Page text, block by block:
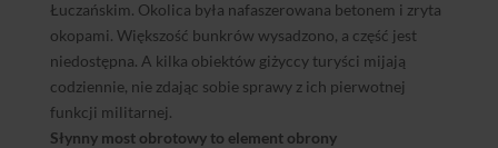
Łuczańskim. Okolica była nafaszerowana betonem i zryta
okopami. Większość bunkrów wysadzono, a część jest
niedostępna. A kilka obiektów giżyccy turyści mijają
codziennie, nie zdając sobie sprawy z ich pierwotnej
funkcji militarnej.
Słynny most obrotowy to element obrony